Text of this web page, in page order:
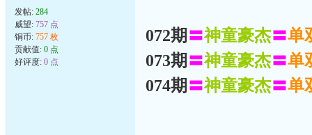
发帖: 284
威望: 757 点
铜币: 757 枚
贡献值: 0 点
好评度: 0 点
072期 〓神童豪杰〓单
073期 〓神童豪杰〓单
074期 〓神童豪杰〓单